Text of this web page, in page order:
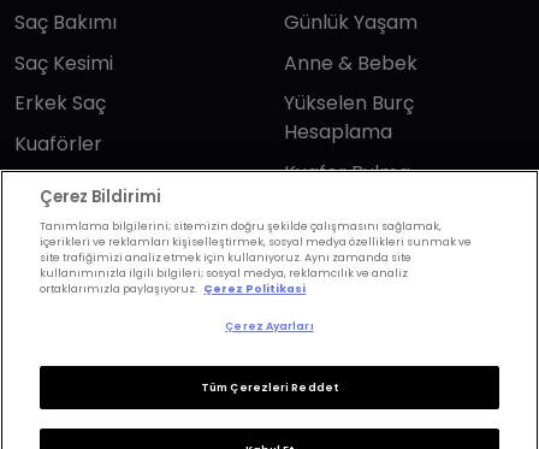
Saç Bakımı
Saç Kesimi
Erkek Saç
Kuaförler
Saç Trendleri
Günlük Yaşam
Anne & Bebek
Yükselen Burç
Hesaplama
Kuafor Bulma
Bizi takip edin
KVKK Politikası
Aydınlatma Metni
Çerez Bildirimi
Tanımlama bilgilerini; sitemizin doğru şekilde çalışmasını sağlamak,
içerikleri ve reklamları kişiselleştirmek, sosyal medya özellikleri sunmak ve
site trafiğimizi analiz etmek için kullanıyoruz. Aynı zamanda site
kullanımınızla ilgili bilgileri; sosyal medya, reklamcılık ve analiz
ortaklarımızla paylaşıyoruz. Çerez Politikasi
Çerez Ayarları
Tüm Çerezleri Reddet